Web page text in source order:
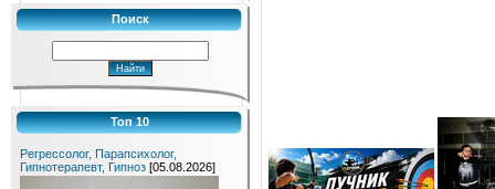
Поиск
Топ 10
Регрессолог, Парапсихолог,
Гипнотерапевт, Гипноз [05.08.2026]